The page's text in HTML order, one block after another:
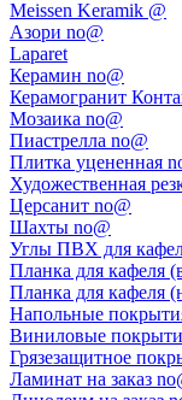
Meissen Keramik @
Азори no@
Laparet
Керамин no@
Керамогранит
Мозаика no@
Пиастрелла no@
Плитка уцененная
Художественная
Церсанит no@
Шахты no@
Углы ПВХ для
Планка для кафеля
Планка для кафеля
Напольные
Виниловые
Грязезащитное
Ламинат на заказ